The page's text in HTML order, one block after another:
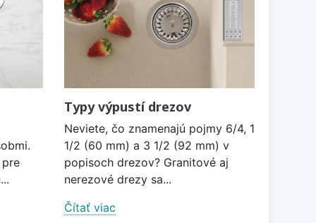
pre
Typy výpustí drezov
Neviete, čo znamenajú pojmy 6/4, 1
1/2 (60 mm) a 3 1/2 (92 mm) v
popisoch drezov? Granitové aj
nerezové drezy sa...
Čítať viac